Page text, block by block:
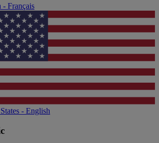
- Français
- English